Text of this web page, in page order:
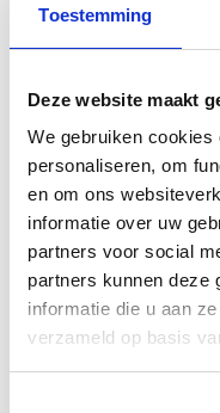
Toestemming
Deze website maakt
We gebruiken
personaliseren, om
en om ons
informatie over uw
partners voor social
partners kunnen deze
informatie die u aan
verzameld op basis